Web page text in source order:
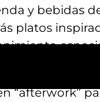
y bebidas
platos
respuesta?
“afterwork”